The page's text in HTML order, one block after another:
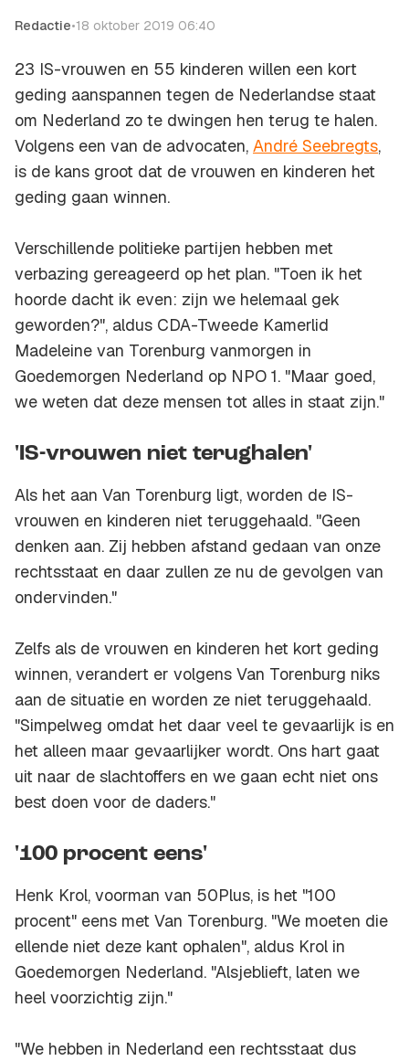
Redactie•18 oktober 2019 06:40
23 IS-vrouwen en 55 kinderen willen een kort
geding aanspannen tegen de Nederlandse staat
om Nederland zo te dwingen hen terug te halen.
Volgens een van de advocaten, André Seebregts,
is de kans groot dat de vrouwen en kinderen het
geding gaan winnen.
Verschillende politieke partijen hebben met
verbazing gereageerd op het plan. "Toen ik het
hoorde dacht ik even: zijn we helemaal gek
geworden?", aldus CDA-Tweede Kamerlid
Madeleine van Torenburg vanmorgen in
Goedemorgen Nederland op NPO 1. "Maar goed,
we weten dat deze mensen tot alles in staat zijn."
'IS-vrouwen niet terughalen'
Als het aan Van Torenburg ligt, worden de IS-
vrouwen en kinderen niet teruggehaald. "Geen
denken aan. Zij hebben afstand gedaan van onze
rechtsstaat en daar zullen ze nu de gevolgen van
ondervinden."
Zelfs als de vrouwen en kinderen het kort geding
winnen, verandert er volgens Van Torenburg niks
aan de situatie en worden ze niet teruggehaald.
"Simpelweg omdat het daar veel te gevaarlijk is en
het alleen maar gevaarlijker wordt. Ons hart gaat
uit naar de slachtoffers en we gaan echt niet ons
best doen voor de daders."
'100 procent eens'
Henk Krol, voorman van 50Plus, is het "100
procent" eens met Van Torenburg. "We moeten die
ellende niet deze kant ophalen", aldus Krol in
Goedemorgen Nederland. "Alsjeblieft, laten we
heel voorzichtig zijn."
"We hebben in Nederland een rechtsstaat dus